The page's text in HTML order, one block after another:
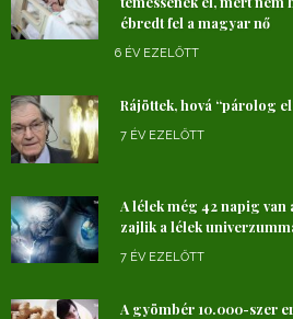
ébredt fel a magyar nő
6 ÉV EZELŐTT
Rájöttek, hová “párolog
7 ÉV EZELŐTT
A lélek még 42 napig
zajlik a lélek
7 ÉV EZELŐTT
A gyömbér 10.000-szer